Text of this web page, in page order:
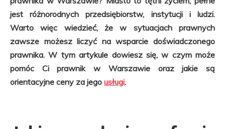
jest różnorodnych przedsiębiorstw, instytucji i ludzi.
Warto więc wiedzieć, że w sytuacjach prawnych
zawsze możesz liczyć na wsparcie doświadczonego
prawnika. W tym artykule dowiesz się, w czym może
pomóc Ci prawnik w Warszawie oraz jakie są
orientacyjne ceny za jego usługi.